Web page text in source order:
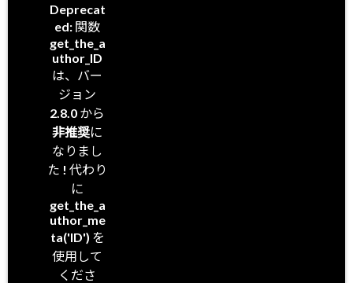
Deprecat
ed: 関数
get_the_a
uthor_ID
は、バー
ジョン
2.8.0 から
非推奨に
なりまし
た ! 代わり
に
get_the_a
uthor_me
ta('ID') を
使用して
くださ